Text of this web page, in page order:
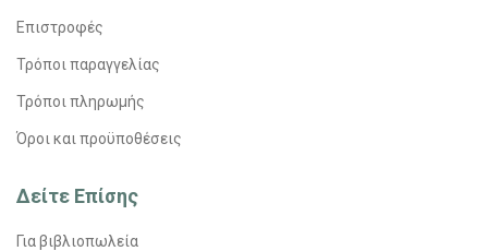
Επιστροφές
Τρόποι παραγγελίας
Τρόποι πληρωμής
Όροι και προϋποθέσεις
Δείτε Επίσης
Για βιβλιοπωλεία